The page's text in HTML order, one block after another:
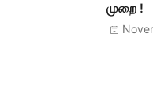
முறை !